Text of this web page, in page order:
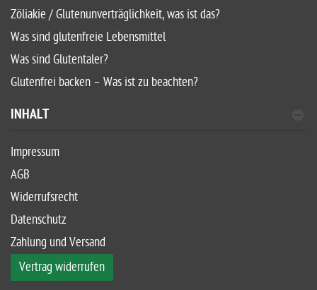
Zöliakie / Glutenunverträglichkeit, was ist das?
Was sind glutenfreie Lebensmittel
Was sind Glutentaler?
Glutenfrei backen – Was ist zu beachten?
INHALT
Impressum
AGB
Widerrufsrecht
Datenschutz
Zahlung und Versand
Vertrag widerrufen